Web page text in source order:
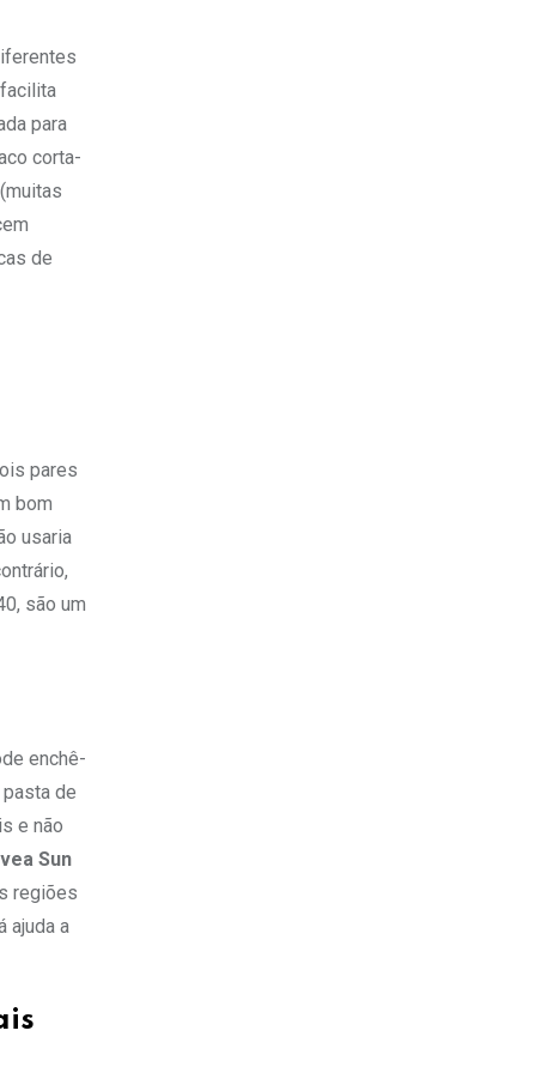
para
corta-
de
pares
bom
usaria
são um
enchê-
de
e não
Sun
regiões
ajuda a